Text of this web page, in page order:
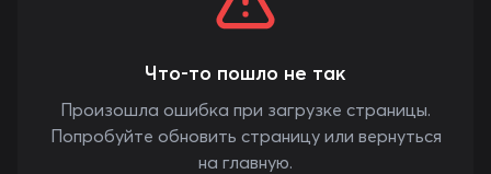
Что-то пошло не так
Произошла ошибка при загрузке страницы.
Попробуйте обновить страницу или вернуться
на главную.